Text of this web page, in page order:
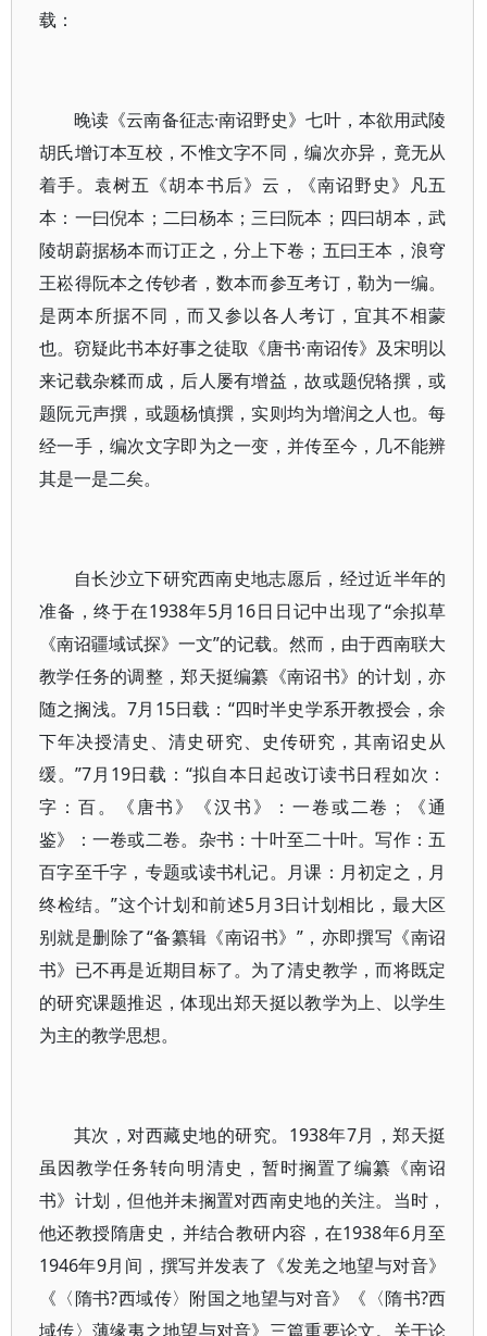
载：
晚读《云南备征志·南诏野史》七叶，本欲用武陵
胡氏增订本互校，不惟文字不同，编次亦异，竟无从
着手。袁树五《胡本书后》云，《南诏野史》凡五
本：一曰倪本；二曰杨本；三曰阮本；四曰胡本，武
陵胡蔚据杨本而订正之，分上下卷；五曰王本，浪穹
王崧得阮本之传钞者，数本而参互考订，勒为一编。
是两本所据不同，而又参以各人考订，宜其不相蒙
也。窃疑此书本好事之徒取《唐书·南诏传》及宋明以
来记载杂糅而成，后人屡有增益，故或题倪辂撰，或
题阮元声撰，或题杨慎撰，实则均为增润之人也。每
经一手，编次文字即为之一变，并传至今，几不能辨
其是一是二矣。
自长沙立下研究西南史地志愿后，经过近半年的
准备，终于在1938年5月16日日记中出现了“余拟草
《南诏疆域试探》一文”的记载。然而，由于西南联大
教学任务的调整，郑天挺编纂《南诏书》的计划，亦
随之搁浅。7月15日载：“四时半史学系开教授会，余
下年决授清史、清史研究、史传研究，其南诏史从
缓。”7月19日载：“拟自本日起改订读书日程如次：
字：百。《唐书》《汉书》：一卷或二卷；《通
鉴》：一卷或二卷。杂书：十叶至二十叶。写作：五
百字至千字，专题或读书札记。月课：月初定之，月
终检结。”这个计划和前述5月3日计划相比，最大区
别就是删除了“备纂辑《南诏书》”，亦即撰写《南诏
书》已不再是近期目标了。为了清史教学，而将既定
的研究课题推迟，体现出郑天挺以教学为上、以学生
为主的教学思想。
其次，对西藏史地的研究。1938年7月，郑天挺
虽因教学任务转向明清史，暂时搁置了编纂《南诏
书》计划，但他并未搁置对西南史地的关注。当时，
他还教授隋唐史，并结合教研内容，在1938年6月至
1946年9月间，撰写并发表了《发羌之地望与对音》
《〈隋书?西域传〉附国之地望与对音》《〈隋书?西
域传〉薄缘夷之地望与对音》三篇重要论文。关于论